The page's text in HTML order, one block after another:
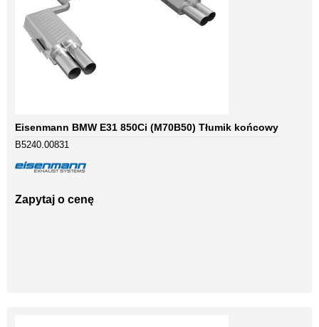
Eisenmann BMW E31 850Ci (M70B50) Tłumik końcowy
B5240.00831
Zapytaj o cenę